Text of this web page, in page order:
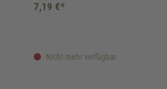
Nicht mehr verfügbar
7,19 €*